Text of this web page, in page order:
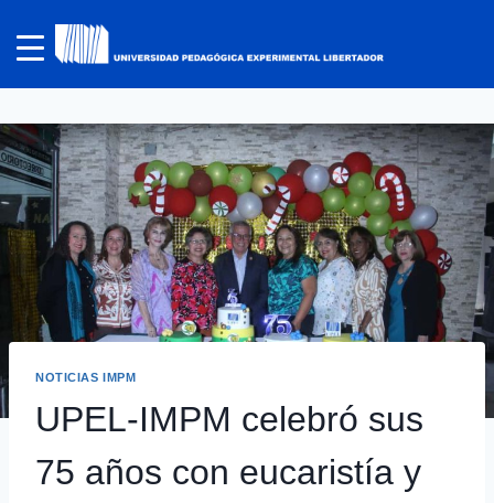
NOTICIAS IMPM
UPEL-IMPM celebró sus
75 años con eucaristía y